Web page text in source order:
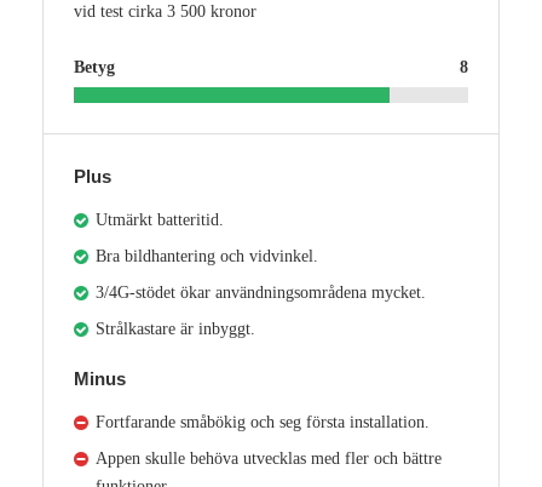
vid test cirka 3 500 kronor
Betyg 8
Plus
Utmärkt batteritid.
Bra bildhantering och vidvinkel.
3/4G-stödet ökar användningsområdena mycket.
Strålkastare är inbyggt.
Minus
Fortfarande småbökig och seg första installation.
Appen skulle behöva utvecklas med fler och bättre